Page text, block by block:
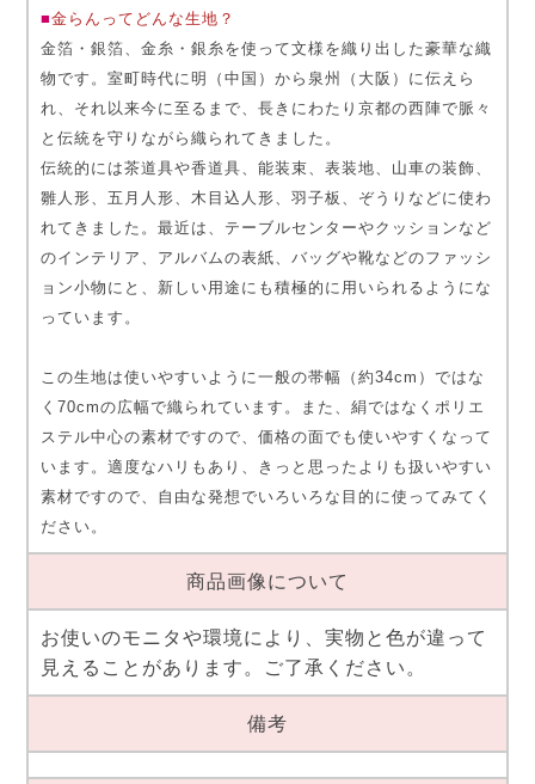
■金らんってどんな生地？
金箔・銀箔、金糸・銀糸を使って文様を織り出した豪華な織
物です。室町時代に明（中国）から泉州（大阪）に伝えら
れ、それ以来今に至るまで、長きにわたり京都の西陣で脈々
と伝統を守りながら織られてきました。
伝統的には茶道具や香道具、能装束、表装地、山車の装飾、
雛人形、五月人形、木目込人形、羽子板、ぞうりなどに使わ
れてきました。最近は、テーブルセンターやクッションなど
のインテリア、アルバムの表紙、バッグや靴などのファッシ
ョン小物にと、新しい用途にも積極的に用いられるようにな
っています。
この生地は使いやすいように一般の帯幅（約34cm）ではな
く70cmの広幅で織られています。また、絹ではなくポリエ
ステル中心の素材ですので、価格の面でも使いやすくなって
います。適度なハリもあり、きっと思ったよりも扱いやすい
素材ですので、自由な発想でいろいろな目的に使ってみてく
ださい。
商品画像について
お使いのモニタや環境により、実物と色が違って
見えることがあります。ご了承ください。
備考